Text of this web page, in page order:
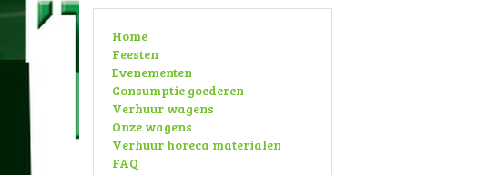
Home
Feesten
Evenementen
Consumptie goederen
Verhuur wagens
Onze wagens
Verhuur horeca materialen
FAQ